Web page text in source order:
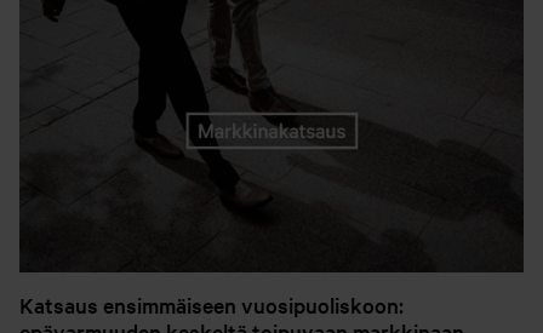
Katsaus ensimmäiseen vuosipuoliskoon: